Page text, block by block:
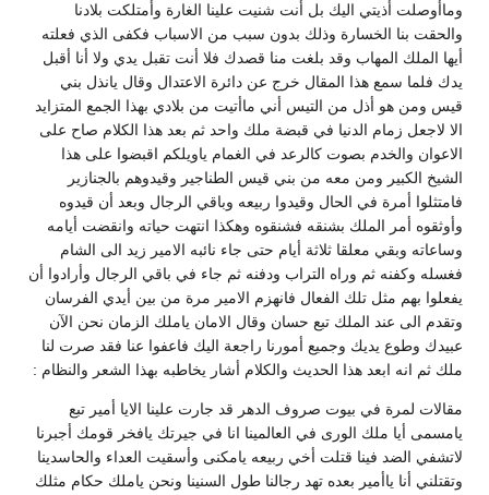
وماأوصلت أذيتي اليك بل أنت شنيت علينا الغارة وأمتلكت بلادنا
والحقت بنا الخسارة وذلك بدون سبب من الاسباب فكفى الذي فعلته
أيها الملك المهاب وقد بلغت منا قصدك فلا أنت تقبل يدي ولا أنا أقبل
يدك فلما سمع هذا المقال خرج عن دائرة الاعتدال وقال يانذل بني
قيس ومن هو أذل من التيس أني ماأتيت من بلادي بهذا الجمع المتزايد
الا لاجعل زمام الدنيا في قبضة ملك واحد ثم بعد هذا الكلام صاح على
الاعوان والخدم بصوت كالرعد في الغمام ياويلكم اقبضوا على هذا
الشيخ الكبير ومن معه من بني قيس الطناجير وقيدوهم بالجنازير
فامتثلوا أمرة في الحال وقيدوا ربيعه وباقي الرجال وبعد أن قيدوه
وأوثقوه أمر الملك بشنقه فشنقوه وهكذا انتهت حياته وانقضت أيامه
وساعاته وبقي معلقا ثلاثة أيام حتى جاء نائبه الامير زيد الى الشام
فغسله وكفنه ثم وراه التراب ودفنه ثم جاء في باقي الرجال وأرادوا أن
يفعلوا بهم مثل تلك الفعال فانهزم الامير مرة من بين أيدي الفرسان
وتقدم الى عند الملك تبع حسان وقال الامان ياملك الزمان نحن الآن
عبيدك وطوع يديك وجميع أمورنا راجعة اليك فاعفوا عنا فقد صرت لنا
ملك ثم انه ابعد هذا الحديث والكلام أشار يخاطبه بهذا الشعر والنظام :
مقالات لمرة في بيوت صروف الدهر قد جارت علينا الايا أمير تبع
يامسمى أيا ملك الورى في العالمينا انا في جيرتك يافخر قومك أجبرنا
لاتشفي الضد فينا قتلت أخي ربيعه يامكنى وأسقيت العداء والحاسدينا
وتقتلني أنا ياأمير بعده تهد رجالنا طول السنينا ونحن ياملك حكام مثلك